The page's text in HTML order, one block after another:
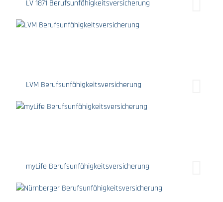
LV 1871 Berufsunfähigkeitsversicherung
LVM Berufsunfähigkeitsversicherung
myLife Berufsunfähigkeitsversicherung